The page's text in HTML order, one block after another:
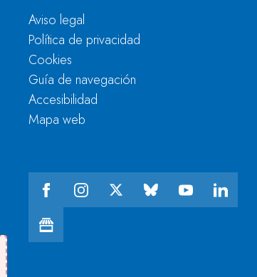
Aviso legal
Política de privacidad
Cookies
Guía de navegación
Accesibilidad
Mapa web